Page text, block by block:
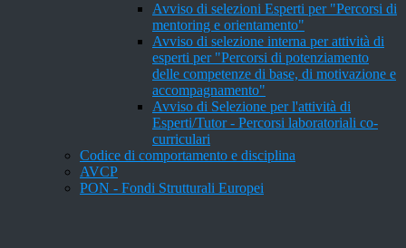
Avviso di selezioni Esperti per "Percorsi di
mentoring e orientamento"
Avviso di selezione interna per attività di
esperti per "Percorsi di potenziamento
delle competenze di base, di motivazione e
accompagnamento"
Avviso di Selezione per l'attività di
Esperti/Tutor - Percorsi laboratoriali co-
curriculari
Codice di comportamento e disciplina
AVCP
PON - Fondi Strutturali Europei